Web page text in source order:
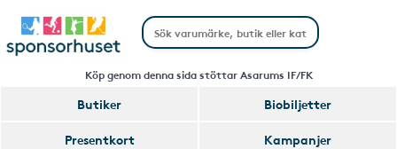
Köp genom denna sida stöttar Asarums IF/FK
Butiker
Biobiljetter
Presentkort
Kampanjer